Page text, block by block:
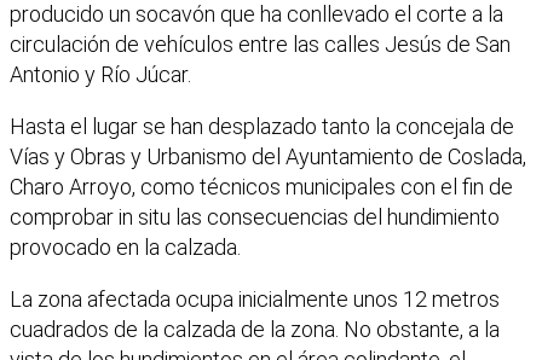
producido un socavón que ha conllevado el corte a la
circulación de vehículos entre las calles Jesús de San
Antonio y Río Júcar.
Hasta el lugar se han desplazado tanto la concejala de
Vías y Obras y Urbanismo del Ayuntamiento de Coslada,
Charo Arroyo, como técnicos municipales con el fin de
comprobar in situ las consecuencias del hundimiento
provocado en la calzada.
La zona afectada ocupa inicialmente unos 12 metros
cuadrados de la calzada de la zona. No obstante, a la